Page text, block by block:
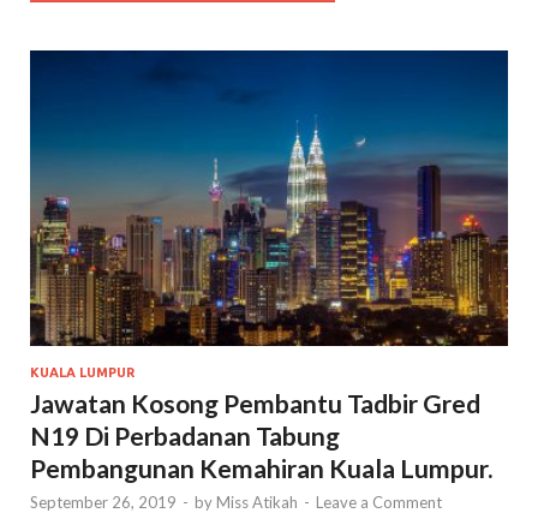
KUALA LUMPUR
Jawatan Kosong Pembantu Tadbir Gred
N19 Di Perbadanan Tabung
Pembangunan Kemahiran Kuala Lumpur.
September 26, 2019 - by Miss Atikah - Leave a Comment